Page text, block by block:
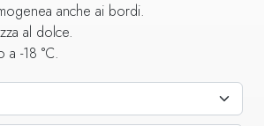
anche ai bordi.
al dolce.
a -18 °C.